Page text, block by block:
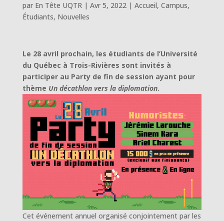
par En Tête UQTR| Avr 5, 2022| Accueil, Campus,
Étudiants, Nouvelles
Le 28 avril prochain, les étudiants de l’Université
du Québec à Trois-Rivières sont invités à
participer au Party de fin de session ayant pour
thème Un décathlon vers la diplomation.
Cet événement annuel organisé conjointement par les